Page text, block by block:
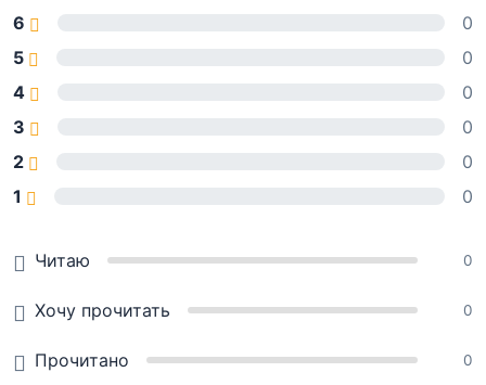
6
0
5
0
4
0
3
0
2
0
1
0
Читаю 0
Хочу прочитать 0
Прочитано 0